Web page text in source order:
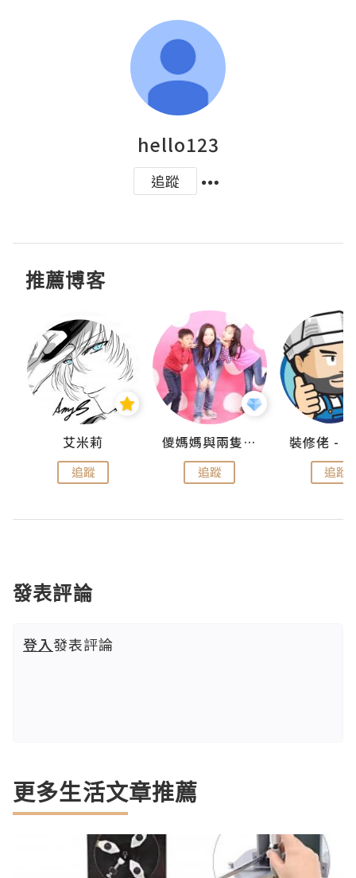
hello123
追蹤
推薦博客
艾米莉
追蹤
儍媽媽與兩隻小魔怪之家
追蹤 追蹤
發表評論
登入發表評論
更多生活文章推薦